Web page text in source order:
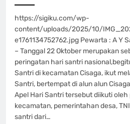
https://sigiku.com/wp-
content/uploads/2025/10/
e1761134752762.jpg Pewarta : A Y
– Tanggal 22 Oktober merupakan
peringatan hari santri
Santri di kecamatan Cisaga, ikut
Santri, bertempat di alun alun
Apel Hari Santri tersebut diikuti
kecamatan, pemerintahan desa,
santri dari…